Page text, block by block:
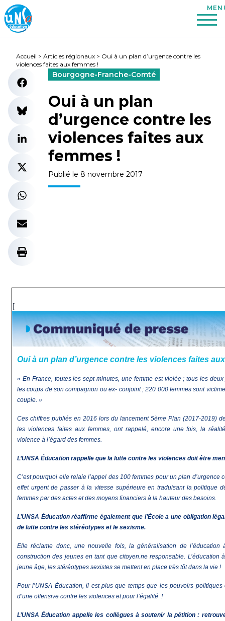
Accueil > Articles régionaux > Oui à un plan d’urgence contre les
violences faites aux femmes !
Bourgogne-Franche-Comté
Oui à un plan
d’urgence contre les
violences faites aux
femmes !
Publié le 8 novembre 2017
[
Oui à un plan d’urgence contre les violences faites
« En France, toutes les sept minutes, une femme est violée ; tous les
les coups de son compagnon ou ex- conjoint ; 220 000 femmes sont
couple. »
Ces chiffres publiés en 2016 lors du lancement 5ème Plan (2017-2019)
les violences faites aux femmes, ont rappelé, encore une fois, la
violence à l’égard des femmes.
L’UNSA Éducation rappelle que la lutte contre les violences doit être
C’est pourquoi elle relaie l’appel des 100 femmes pour un plan d’urgence
effet urgent de passer à la vitesse supérieure en traduisant la politique
femmes par des actes et des moyens financiers à la hauteur des besoins.
L’UNSA Éducation réaffirme également que l’École a une obligation
de lutte contre les stéréotypes et le sexisme.
Elle réclame donc, une nouvelle fois, la généralisation de
construction des jeunes en tant que citoyen.ne responsable. L’éducation
jeune âge, les stéréotypes sexistes se mettent en place très tôt dans la vie !
Pour l’UNSA Éducation, il est plus que temps que les pouvoirs
d’une offensive contre les violences et pour l’égalité !
L’UNSAÉducation appelle les collègues à soutenir la pétition :